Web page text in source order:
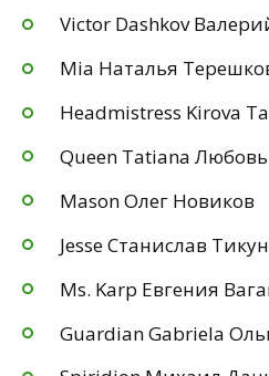
Victor Dashkov
Mia Наталья
Headmistress Kirova
Queen Tatiana
Mason Олег Новиков
Jesse Станислав
Ms. Karp Евгения
Guardian Gabriela